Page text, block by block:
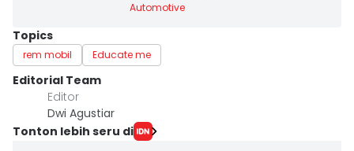
Automotive
Topics
rem mobil Educate me
Editorial Team
Editor
Dwi Agustiar
Tonton lebih seru di